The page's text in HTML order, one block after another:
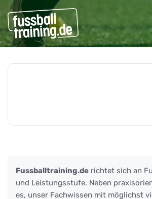
Fussballtraining.de richtet sich an
und Leistungsstufe. Neben
es, unser Fachwissen mit möglichst